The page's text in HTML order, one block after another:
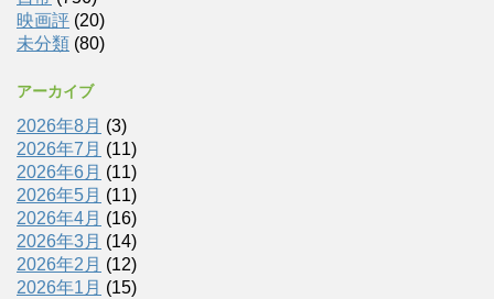
映画評 (20)
未分類 (80)
アーカイブ
2026年8月 (3)
2026年7月 (11)
2026年6月 (11)
2026年5月 (11)
2026年4月 (16)
2026年3月 (14)
2026年2月 (12)
2026年1月 (15)